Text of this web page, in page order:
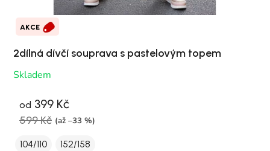
AKCE
2dílná dívčí souprava s pastelovým topem
Skladem
od 399 Kč
599 Kč (až –33 %)
104/110 152/158